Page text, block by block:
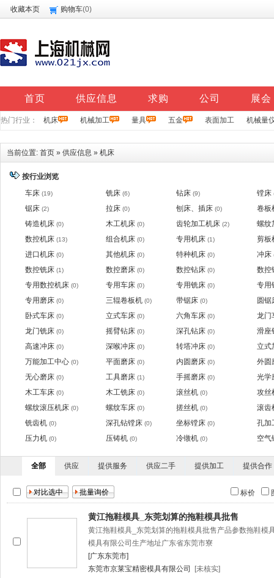
收藏本页 购物车(0)
首页 供应信息 求购 公司 展会
热门行业： 机床 机械加工 量具 五金 表面加工 机械量
当前位置: 首页 » 供应信息 » 机床
按行业浏览
车床 (19) 铣床 (6) 钻床 (9) 镗床
锯床 (2) 拉床 (0) 刨床、插床 (0)
卷板
铸造机床 (0) 木工机床 (0) 齿轮加工机床 (2)
螺纹
数控机床 (13) 组合机床 (0) 专用机床 (1)
剪板
进口机床 (0) 其他机床 (0) 特种机床 (0) 冲床
数控铣床 (1) 数控磨床 (0) 数控钻床 (0)
数控
专用数控机床 (0) 专用车床 (0) 专用铣床 (0)
专用
专用磨床 (0) 三辊卷板机 (0) 带锯床 (0)
圆锯
卧式车床 (0) 立式车床 (0) 六角车床 (0)
龙门
龙门铣床 (0) 摇臂钻床 (0) 深孔钻床 (0)
滑座
高速冲床 (0) 深喉冲床 (0) 转塔冲床 (0)
立式
万能加工中心 (0) 平面磨床 (0) 内圆磨床 (0)
外圆
无心磨床 (0) 工具磨床 (1) 手摇磨床 (0)
光学
木工车床 (0) 木工铣床 (0) 滚丝机 (0)
攻丝
螺纹滚压机床 (0) 螺纹车床 (0) 搓丝机 (0)
滚齿
铣齿机 (0) 深孔钻镗床 (0) 坐标镗床 (0)
孔加
压力机 (0) 压铸机 (0) 冷镦机 (0) 空气
全部 供应 提供服务 供应二手 提供加工 提供合作
标价
黄江拖鞋模具_东莞划算的拖鞋模具批售
黄江拖鞋模具_东莞划算的拖鞋模具批售产品参数拖鞋模
模具有限公司生产地址广东省东莞市寮
[广东东莞市]
东莞市京莱宝精密模具有限公司
[未核实]